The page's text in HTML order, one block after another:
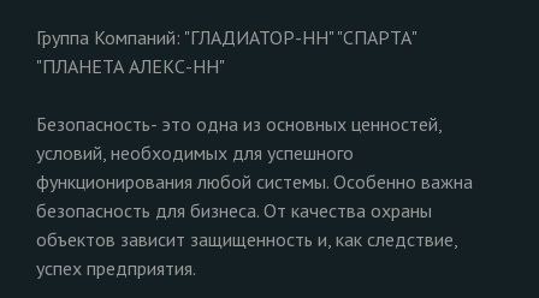
Группа Компаний: "ГЛАДИАТОР-НН" "СПАРТА"
"ПЛАНЕТА АЛЕКС-НН"
Безопасность- это одна из основных ценностей,
условий, необходимых для успешного
функционирования любой системы. Особенно важна
безопасность для бизнеса. От качества охраны
объектов зависит защищенность и, как следствие,
успех предприятия.